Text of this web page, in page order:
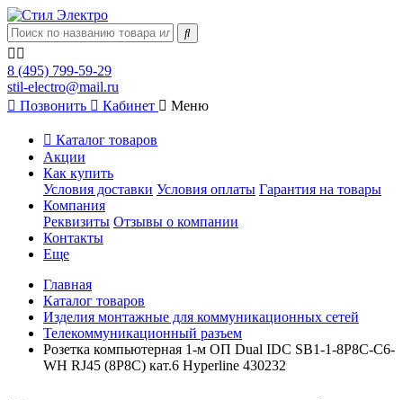
8 (495) 799-59-29
stil-electro@mail.ru
Позвонить
Кабинет Меню
Каталог товаров
Акции
Как купить
Условия доставки Условия оплаты Гарантия на товары
Компания
Реквизиты Отзывы о компании
Контакты
Еще
Главная
Каталог товаров
Изделия монтажные для коммуникационных сетей
Телекоммуникационный разъем
Розетка компьютерная 1-м ОП Dual IDC SB1-1-8P8C-C6-
WH RJ45 (8P8C) кат.6 Hyperline 430232